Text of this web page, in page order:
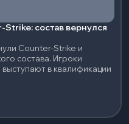
состав вернулся
Counter-Strike и
состава. Игроки
в квалификации